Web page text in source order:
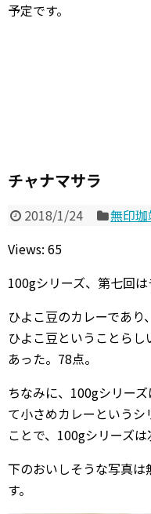
予定です。
チャナマサラ
2018/1/24 無印
Views: 65
100gシリーズ、第七回は
ひよこ豆のカレーであ
ひよこ豆ということら
あった。78点。
ちなみに、100gシリー
て小さめカレーという
ことで、100gシリーズは
下のおいしそうな写真
す。